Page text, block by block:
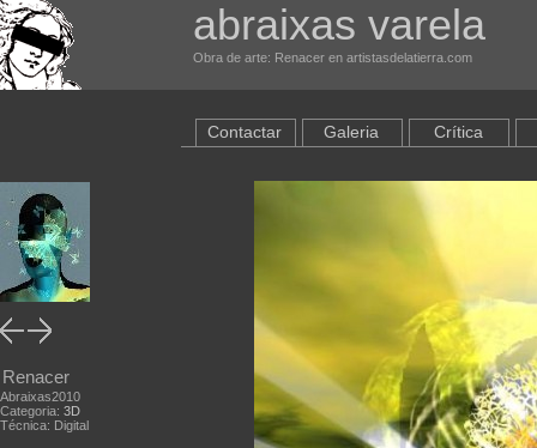
abraixas varela
Obra de arte: Renacer en artistasdelatierra.com
Renacer
Abraixas2010
Categoria: 3D
Técnica: Digital
Contactar Galeria Crítica